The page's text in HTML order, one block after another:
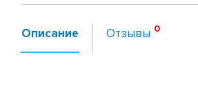
Описание Отзывы